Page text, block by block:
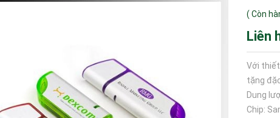
( Còn
Liên
Với thiết
tặng
Dung
Chip: